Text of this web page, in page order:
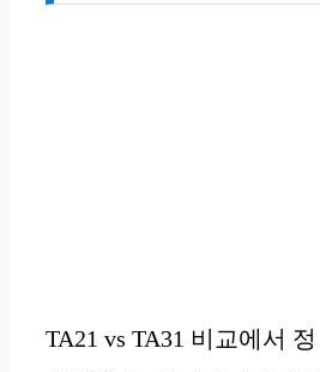
TA21 vs TA31 비교에서 정